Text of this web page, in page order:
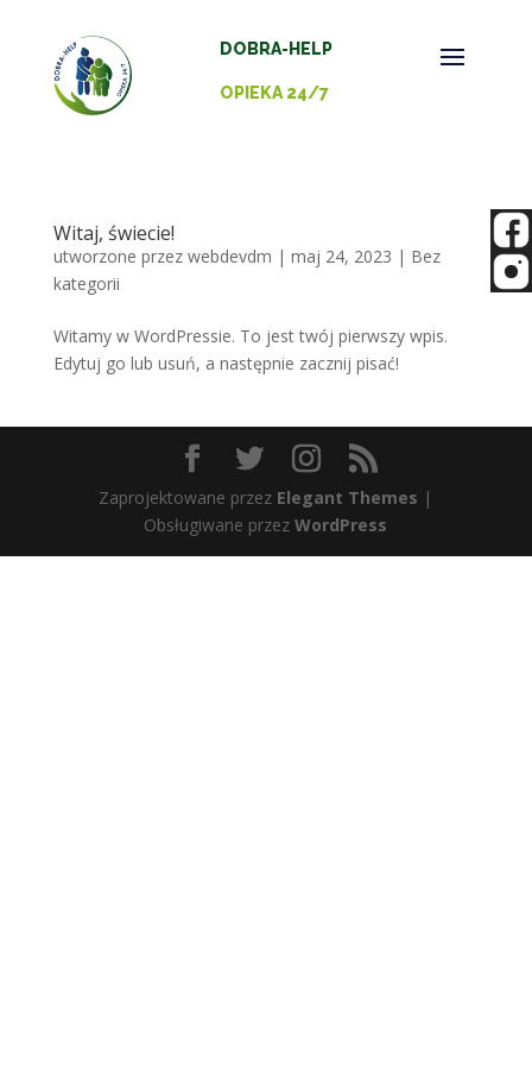
DOBRA-HELP
OPIEKA 24/7
Witaj, świecie!
utworzone przez webdevdm | maj 24, 2023 | Bez
kategorii
Witamy w WordPressie. To jest twój pierwszy wpis.
Edytuj go lub usuń, a następnie zacznij pisać!
Zaprojektowane przez Elegant Themes |
Obsługiwane przezWordPress